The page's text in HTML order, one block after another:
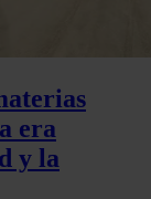
era
y la